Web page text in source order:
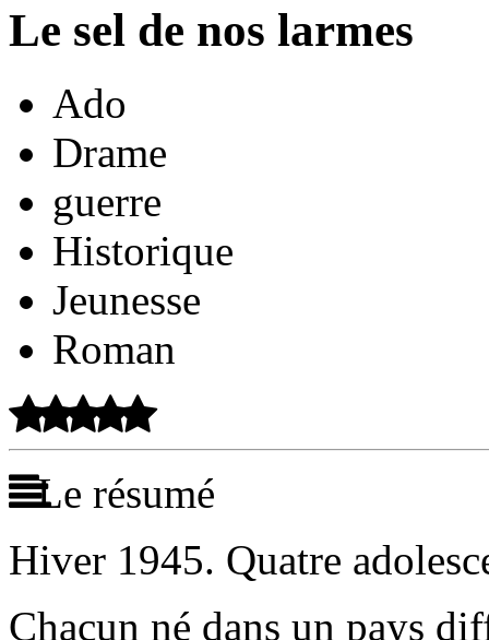
Le sel de nos larmes
Ado
Drame
guerre
Historique
Jeunesse
Roman
Le résumé
Hiver 1945. Quatre
Chacun né dans un pays